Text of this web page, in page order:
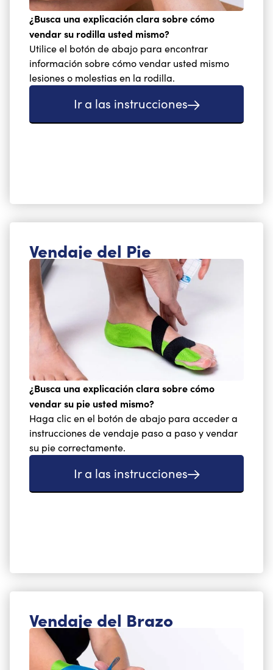
¿Busca una explicación clara sobre cómo
vendar su rodilla usted mismo?
Utilice el botón de abajo para encontrar
información sobre cómo vendar usted mismo
lesiones o molestias en la rodilla.
Ir a las instrucciones
Vendaje del Pie
¿Busca una explicación clara sobre cómo
vendar su pie usted mismo?
Haga clic en el botón de abajo para acceder a
instrucciones de vendaje paso a paso y vendar
su pie correctamente.
Ir a las instrucciones
Vendaje del Brazo